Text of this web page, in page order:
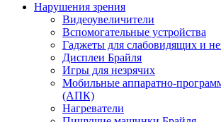
Нарушения зрения
Видеоувеличители
Вспомогательные устройства
Гаджеты для слабовидящих и
Дисплеи Брайля
Игры для незрячих
Мобильные аппаратно-
(АПК)
Нагреватели